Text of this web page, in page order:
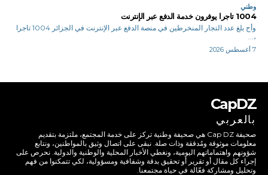
وطني
1004 تاجرا يوفرون خدمة الدفع عبر الإنترنت
وأج بلغ عدد التجار المنخرطين في منصة الدفع عبر الإنترنت في الجزائر 1004 تاجرا
،...
7 أغسطس 2026
CapDZ
بالعربي
صحيفة Cap DZ هي صحيفة وطنية تركز على خدمة المجتمع، ملتزمة بتقديم
معلومات موثوقة ومُدققة وذات صلة. نبقى على اتصال وثيق بالمواطنين، ونتابع
شؤونهم واهتماماتهم اليومية، ونغطي الأخبار المحلية والوطنية والدولية. نحرص على
إجراء كل مقال أو تقرير أو تحقيق بدقة وشفافية ومسؤولية، لكي تتمكنوا من فهم
وتحليل ومشاركة فعّالة في حياة مجتمعنا.